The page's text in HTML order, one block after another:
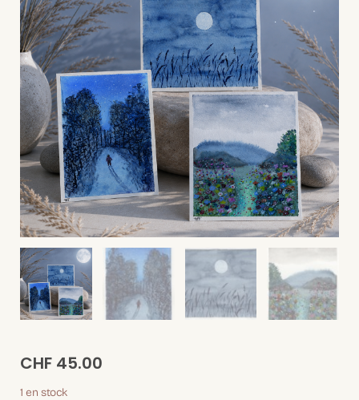
CHF 45.00
1 en stock